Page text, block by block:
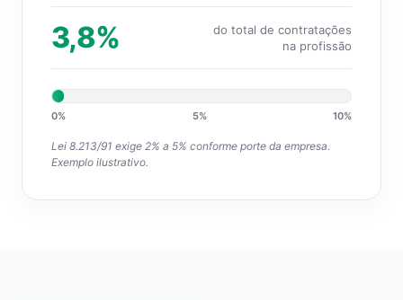
3,8%
do total de contratações
na profissão
0% 5% 10%
Lei 8.213/91 exige 2% a 5% conforme porte da empresa.
Exemplo ilustrativo.